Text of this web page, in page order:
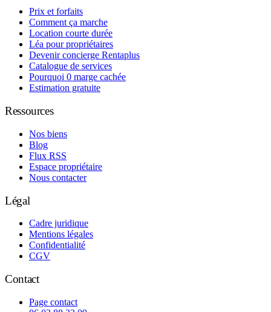
Prix et forfaits
Comment ça marche
Location courte durée
Léa pour propriétaires
Devenir concierge Rentaplus
Catalogue de services
Pourquoi 0 marge cachée
Estimation gratuite
Ressources
Nos biens
Blog
Flux RSS
Espace propriétaire
Nous contacter
Légal
Cadre juridique
Mentions légales
Confidentialité
CGV
Contact
Page contact